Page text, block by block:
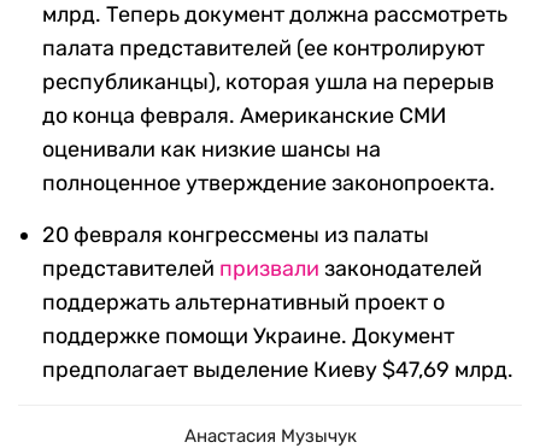
млрд. Теперь документ должна рассмотреть
палата представителей (ее контролируют
республиканцы), которая ушла на перерыв
до конца февраля. Американские СМИ
оценивали как низкие шансы на
полноценное утверждение законопроекта.
20 февраля конгрессмены из палаты
представителей призвали законодателей
поддержать альтернативный проект о
поддержке помощи Украине. Документ
предполагает выделение Киеву $47,69 млрд.
Анастасия Музычук